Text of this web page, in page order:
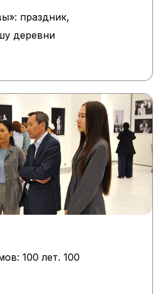
праздник,
деревни
100 лет. 100